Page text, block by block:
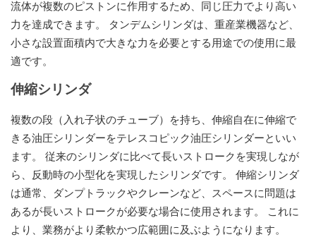
流体が複数のピストンに作用するため、同じ圧力でより高い
力を達成できます。 タンデムシリンダは、重産業機器など、
小さな設置面積内で大きな力を必要とする用途での使用に最
適です。
伸縮シリンダ
複数の段（入れ子状のチューブ）を持ち、伸縮自在に伸縮で
きる油圧シリンダーをテレスコピック油圧シリンダーといい
ます。 従来のシリンダに比べて長いストロークを実現しなが
ら、反動時の小型化を実現したシリンダです。 伸縮シリンダ
は通常、ダンプトラックやクレーンなど、スペースに問題は
あるが長いストロークが必要な場合に使用されます。 これに
より、業務がより柔軟かつ広範囲に及ぶようになります。